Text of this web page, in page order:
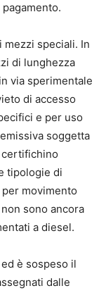
mezzi speciali. In
di lunghezza
via sperimentale
di accesso
e per uso
soggetta
tipologie di
movimento
sono ancora
a diesel.
è sospeso il
dalle